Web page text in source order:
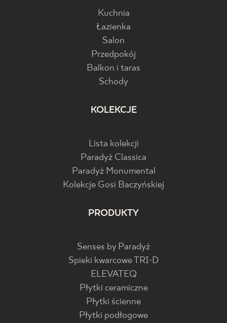
Kuchnia
Łazienka
Salon
Przedpokój
Balkon i taras
Schody
KOLEKCJE
Lista kolekcji
Paradyż Classica
Paradyż Monumental
Kolekcje Gosi Baczyńskiej
PRODUKTY
Senses by Paradyż
Spieki kwarcowe TRI-D
ELEVATEQ
Płytki ceramiczne
Płytki ścienne
Płytki podłogowe